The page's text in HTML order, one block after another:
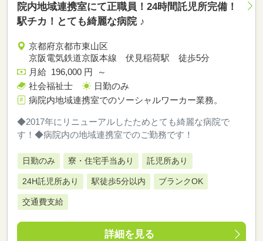
院内地域連携室にて正職員！24時間託児所完備！
駅チカ！とても綺麗な病院 ♪
京都府京都市東山区
京阪電気鉄道京阪本線 伏見稲荷駅 徒歩5分
月給 196,000 円 ～
社会福祉士
日勤のみ
病院内地域連携室でのソーシャルワーカー業務。
◆2017年にリニューアルしたためとても綺麗な病院で
す！◆病院内の地域連携室でのご勤務です！
日勤のみ 寮・住宅手当あり 託児所あり
24H託児所あり 駅徒歩5分以内 ブランクOK
交通費支給
詳細を見る